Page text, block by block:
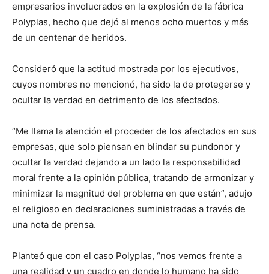
empresarios involucrados en la explosión de la fábrica
Polyplas, hecho que dejó al menos ocho muertos y más
de un centenar de heridos.
Consideró que la actitud mostrada por los ejecutivos,
cuyos nombres no mencionó, ha sido la de protegerse y
ocultar la verdad en detrimento de los afectados.
“Me llama la atención el proceder de los afectados en sus
empresas, que solo piensan en blindar su pundonor y
ocultar la verdad dejando a un lado la responsabilidad
moral frente a la opinión pública, tratando de armonizar y
minimizar la magnitud del problema en que están”, adujo
el religioso en declaraciones suministradas a través de
una nota de prensa.
Planteó que con el caso Polyplas, “nos vemos frente a
una realidad y un cuadro en donde lo humano ha sido